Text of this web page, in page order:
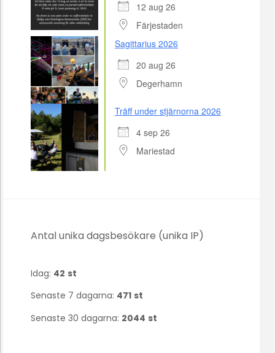
12 aug 26
Färjestaden
Sagittarius 2026
20 aug 26
Degerhamn
Träff under stjärnorna 2026
4 sep 26
Mariestad
Antal unika dagsbesökare (unika IP)
Idag: 42 st
Senaste 7 dagarna: 471 st
Senaste 30 dagarna: 2044 st